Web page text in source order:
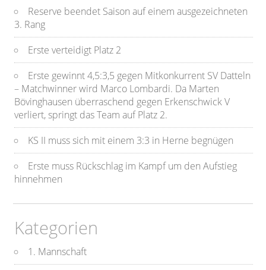
Reserve beendet Saison auf einem ausgezeichneten
3. Rang
Erste verteidigt Platz 2
Erste gewinnt 4,5:3,5 gegen Mitkonkurrent SV Datteln
– Matchwinner wird Marco Lombardi. Da Marten
Bövinghausen überraschend gegen Erkenschwick V
verliert, springt das Team auf Platz 2.
KS II muss sich mit einem 3:3 in Herne begnügen
Erste muss Rückschlag im Kampf um den Aufstieg
hinnehmen
Kategorien
1. Mannschaft